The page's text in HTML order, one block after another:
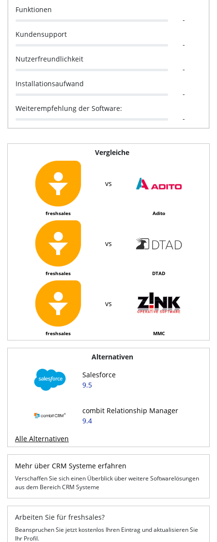
Funktionen
-
Kundensupport
-
Nutzerfreundlichkeit
-
Installationsaufwand
-
Weiterempfehlung der Software:
-
Vergleiche
vs
freshsales Adito
vs
freshsales DTAD
vs
freshsales MMC
Alternativen
Salesforce
9.5
combit Relationship Manager
9.4
Alle Alternativen
Mehr über CRM Systeme erfahren
Verschaffen Sie sich einen Überblick über weitere Softwarelösungen
aus dem Bereich CRM Systeme
Arbeiten Sie für freshsales?
Beanspruchen Sie jetzt kostenlos Ihren Eintrag und aktualisieren Sie
Ihr Profil.